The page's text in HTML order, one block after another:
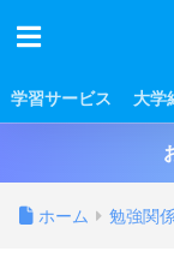
学習サービス 大学
ホーム 勉強関